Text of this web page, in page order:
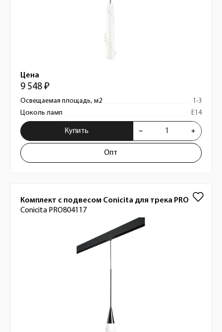
Цена
9 548 ₽
Освещаемая площадь, м2
1-3
Цоколь ламп
E14
Купить
Опт
Комплект с подвесом Conicita для трека PRO
Conicita PRO804117